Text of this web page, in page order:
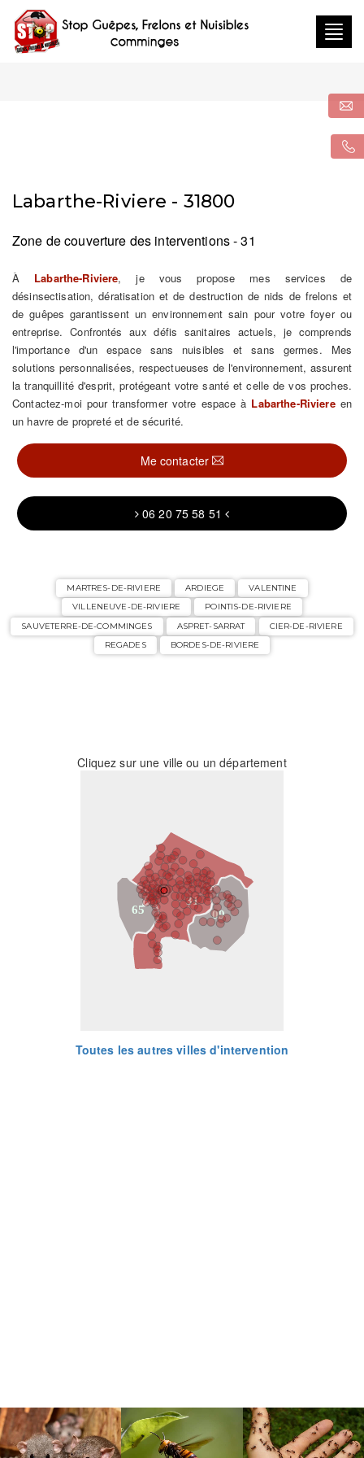
Labarthe-Riviere - 31800
Zone de couverture des interventions - 31
À Labarthe-Riviere, je vous propose mes services de
désinsectisation, dératisation et de destruction de nids de frelons et
de guêpes garantissent un environnement sain pour votre foyer ou
entreprise. Confrontés aux défis sanitaires actuels, je comprends
l'importance d'un espace sans nuisibles et sans germes. Mes
solutions personnalisées, respectueuses de l'environnement, assurent
la tranquillité d'esprit, protégeant votre santé et celle de vos proches.
Contactez-moi pour transformer votre espace à Labarthe-Riviereen
un havre de propreté et de sécurité.
Me contacter
06 20 75 58 51
MARTRES-DE-RIVIERE ARDIEGE
VALENTINE
VILLENEUVE-DE-RIVIERE
POINTIS-DE-RIVIERE
SAUVETERRE-DE-COMMINGES
ASPRET-SARRAT
CIER-DE-RIVIERE
REGADES
BORDES-DE-RIVIERE
Cliquez sur une ville ou un département
31
09
65
Toutes les autres villes d'intervention